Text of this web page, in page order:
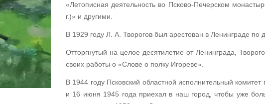
«Летописная деятельность во Псково-Печерском
г.)» и другими.
В 1929 году Л. А. Творогов был арестован в Ленинграде
Отторгнутый на целое десятилетие от Ленинграда,
своих работы о «Слове о полку Игореве».
В 1944 году Псковский областной исполнительный
и 16 июня 1945 года приехал в наш город, чтобы уже